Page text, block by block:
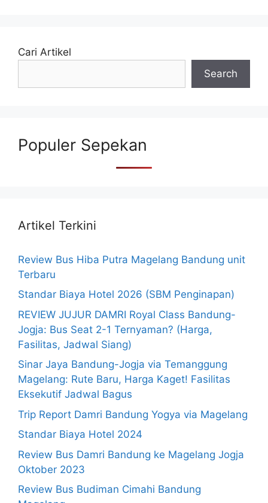
Cari Artikel
Search
Populer Sepekan
Artikel Terkini
Review Bus Hiba Putra Magelang Bandung unit
Terbaru
Standar Biaya Hotel 2026 (SBM Penginapan)
REVIEW JUJUR DAMRI Royal Class Bandung-
Jogja: Bus Seat 2-1 Ternyaman? (Harga,
Fasilitas, Jadwal Siang)
Sinar Jaya Bandung-Jogja via Temanggung
Magelang: Rute Baru, Harga Kaget! Fasilitas
Eksekutif Jadwal Bagus
Trip Report Damri Bandung Yogya via Magelang
Standar Biaya Hotel 2024
Review Bus Damri Bandung ke Magelang Jogja
Oktober 2023
Review Bus Budiman Cimahi Bandung